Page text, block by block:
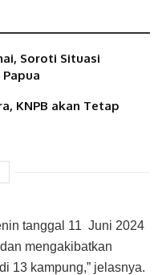
Soroti Situasi
KNPB akan Tetap
tanggal 11 Juni 2024
mengakibatkan
13 kampung,” jelasnya.